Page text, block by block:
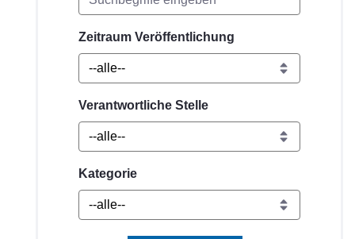
Zeitraum Veröffentlichung
Verantwortliche Stelle
Kategorie